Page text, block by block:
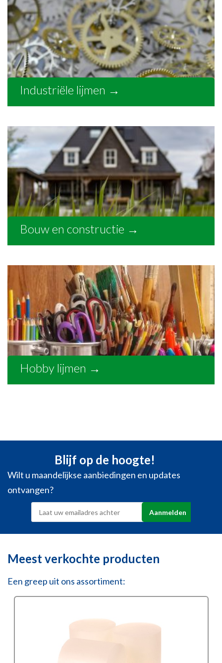
Industriële lijmen →
Bouw en constructie →
Hobby lijmen →
Blijf op de hoogte!
Wilt u maandelijkse aanbiedingen en updates
ontvangen?
Meest verkochte producten
Een greep uit ons assortiment: